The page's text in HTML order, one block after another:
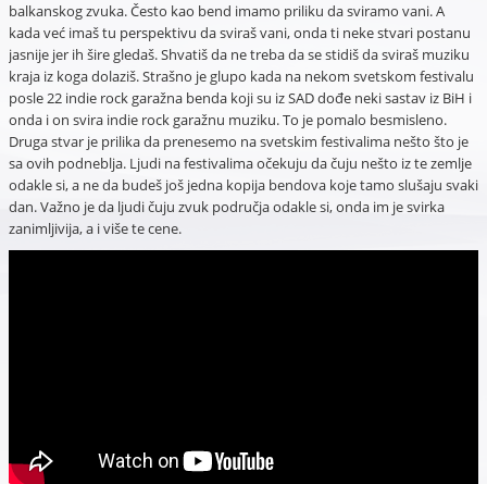
balkanskog zvuka. Često kao bend imamo priliku da sviramo vani. A
kada već imaš tu perspektivu da sviraš vani, onda ti neke stvari postanu
jasnije jer ih šire gledaš. Shvatiš da ne treba da se stidiš da sviraš muziku
kraja iz koga dolaziš. Strašno je glupo kada na nekom svetskom festivalu
posle 22 indie rock garažna benda koji su iz SAD dođe neki sastav iz BiH i
onda i on svira indie rock garažnu muziku. To je pomalo besmisleno.
Druga stvar je prilika da prenesemo na svetskim festivalima nešto što je
sa ovih podneblja. Ljudi na festivalima očekuju da čuju nešto iz te zemlje
odakle si, a ne da budeš još jedna kopija bendova koje tamo slušaju svaki
dan. Važno je da ljudi čuju zvuk područja odakle si, onda im je svirka
zanimljivija, a i više te cene.